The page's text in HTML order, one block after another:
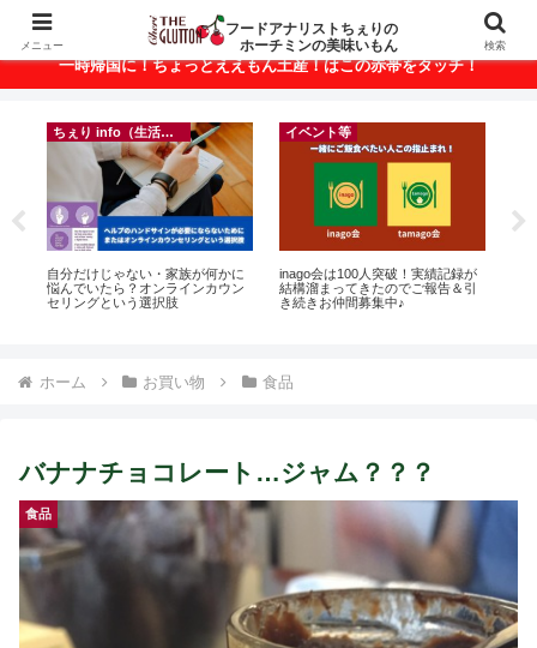
ベトナム・ホーチミンの美味いもんが満載！
一時帰国に！ちょっとええもん土産！はこの赤帯をタッチ！
ちぇり info（生活情報）
自分だけじゃない・家族が何かに
悩んでいたら？オンラインカウン
セリングという選択肢
イベント等
inago会は100人突破！実績記録が
結構溜まってきたのでご報告＆引
き続きお仲間募集中♪
ホーム お買い物 食品
バナナチョコレート…ジャム？？？
食品
メニュー
フードアナリストちぇりの
ホーチミンの美味いもん
検索